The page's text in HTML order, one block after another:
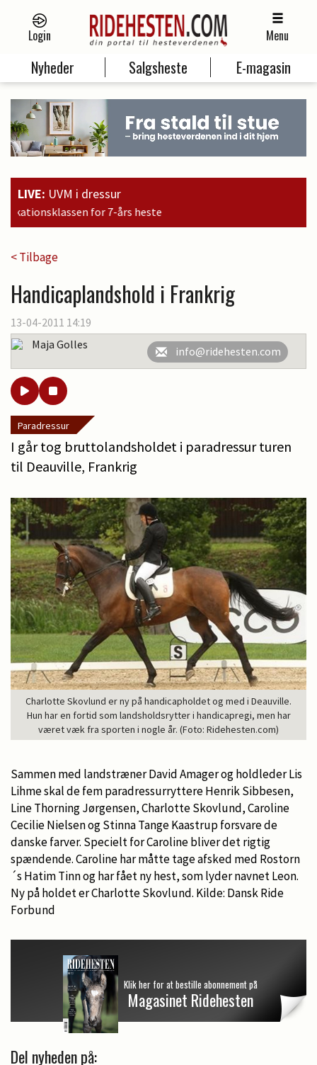
Login Menu
Nyheder Salgsheste E-magasin
LIVE: UVM i dressur
< Tilbage
Handicaplandshold i Frankrig
13-04-2011 14:19
Maja Golles
info@ridehesten.com
Paradressur
I går tog bruttolandsholdet i paradressur turen
til Deauville, Frankrig
Charlotte Skovlund er ny på handicapholdet og med i Deauville.
Hun har en fortid som landsholdsrytter i handicapregi, men har
været væk fra sporten i nogle år. (Foto: Ridehesten.com)
Sammen med landstræner David Amager og holdleder Lis
Lihme skal de fem paradressurryttere Henrik Sibbesen,
Line Thorning Jørgensen, Charlotte Skovlund, Caroline
Cecilie Nielsen og Stinna Tange Kaastrup forsvare de
danske farver. Specielt for Caroline bliver det rigtig
spændende. Caroline har måtte tage afsked med Rostorn
´s Hatim Tinn og har fået ny hest, som lyder navnet Leon.
Ny på holdet er Charlotte Skovlund. Kilde: Dansk Ride
Forbund
Klik her for at bestille abonnement på
Magasinet Ridehesten
Del nyheden på: